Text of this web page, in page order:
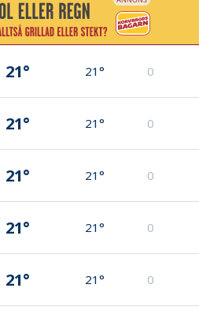
21° 21° 0
21° 21° 0
21° 21° 0
21° 21° 0
21° 21° 0